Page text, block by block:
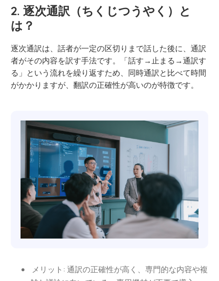
2. 逐次通訳（ちくじつうやく）と
は？
逐次通訳は、話者が一定の区切りまで話した後に、通訳
者がその内容を訳す手法です。「話す→止まる→通訳す
る」という流れを繰り返すため、同時通訳と比べて時間
がかかりますが、翻訳の正確性が高いのが特徴です。
メリット: 通訳の正確性が高く、専門的な内容や複